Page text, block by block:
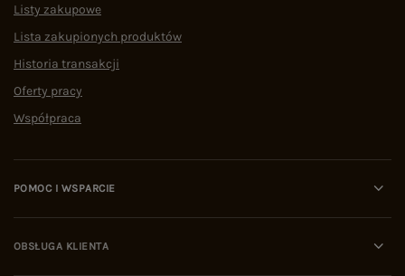
Listy zakupowe
Lista zakupionych produktów
Historia transakcji
Oferty pracy
Współpraca
POMOC I WSPARCIE
OBSŁUGA KLIENTA